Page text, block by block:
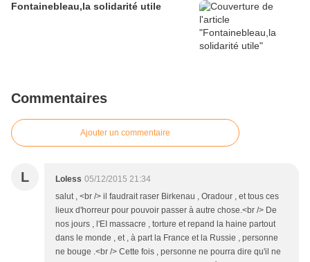
Fontainebleau,la solidarité utile
Commentaires
Ajouter un commentaire
L Loless 05/12/2015 21:34
salut , <br /> il faudrait raser Birkenau , Oradour , et tous ces
lieux d'horreur pour pouvoir passer à autre chose.<br /> De
nos jours , l'EI massacre , torture et repand la haine partout
dans le monde , et , à part la France et la Russie , personne
ne bouge .<br /> Cette fois , personne ne pourra dire qu'il ne